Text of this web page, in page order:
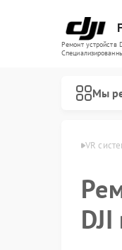
Ремонт устройств
Мы
DJI в Нижнекамске VR